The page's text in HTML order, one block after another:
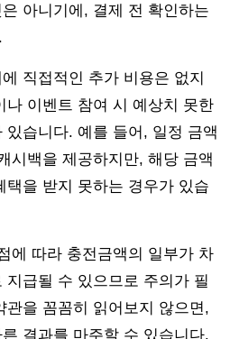
아니기에, 결제 전 확인하는
직접적인 추가 비용은 없지
나 이벤트 참여 시 예상치 못한
있습니다. 예를 들어, 일정 금액
시백을 제공하지만, 해당 금액
택을 받지 못하는 경우가 있습
에 따라 충전금액의 일부가 차
지급될 수 있으므로 주의가 필
관을 꼼꼼히 읽어보지 않으면,
결과를 마주할 수 있습니다.